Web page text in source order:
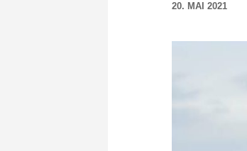
20. MAI 2021